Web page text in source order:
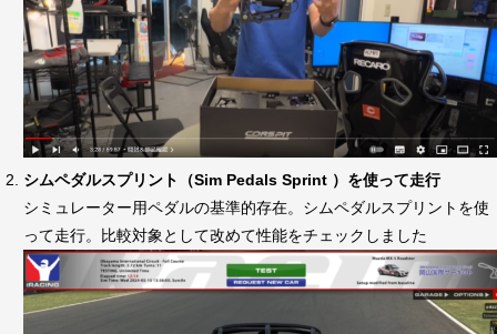
シムペダルスプリント（Sim Pedals Sprint ）を使って走行
シミュレーター用ペダルの基準的存在。シムペダルスプリントを使
って走行。比較対象として改めて性能をチェックしました